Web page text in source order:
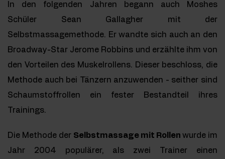
In den folgenden Jahren begann auch Moshes
Schüler Sean Gallagher mit der
Selbstmassagemethode. Er wandte sich auch an den
Broadway-Star Jerome Robbins und erzählte ihm von
den Vorteilen des Muskelrollens. Dieser beschloss, die
Methode auch bei Tänzern anzuwenden - seither sind
Schaumstoffrollen ein fester Bestandteil ihres
Trainings.
Die Methode der Selbstmassage mit Rollen wurde im
Jahr 2004 populärer, als zwei Trainer einen